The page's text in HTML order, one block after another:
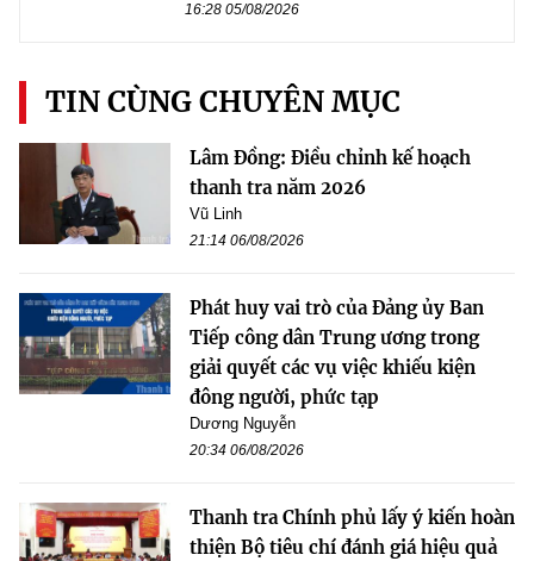
16:28 05/08/2026
TIN CÙNG CHUYÊN MỤC
Lâm Đồng: Điều chỉnh kế hoạch
thanh tra năm 2026
Vũ Linh
21:14 06/08/2026
Phát huy vai trò của Đảng ủy Ban
Tiếp công dân Trung ương trong
giải quyết các vụ việc khiếu kiện
đông người, phức tạp
Dương Nguyễn
20:34 06/08/2026
Thanh tra Chính phủ lấy ý kiến hoàn
thiện Bộ tiêu chí đánh giá hiệu quả